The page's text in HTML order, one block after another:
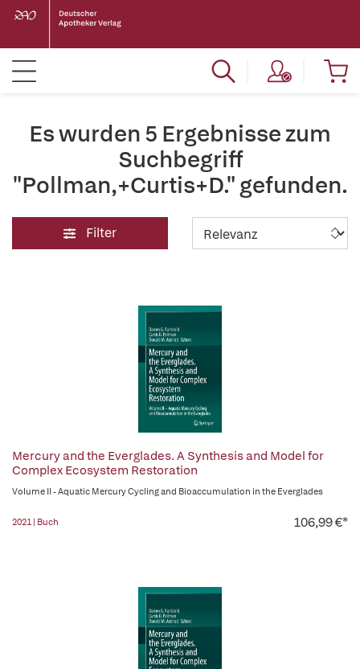
Es wurden 5 Ergebnisse zum
Suchbegriff
"Pollman,+Curtis+D." gefunden.
Filter
Mercury and the Everglades. A Synthesis and Model for
Complex Ecosystem Restoration
Volume II - Aquatic Mercury Cycling and Bioaccumulation in the Everglades
2021 | Buch 106,99 €*